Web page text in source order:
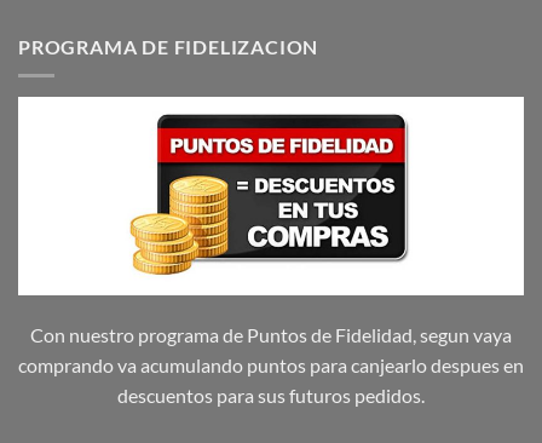
PROGRAMA DE FIDELIZACION
Con nuestro programa de Puntos de Fidelidad, segun vaya
comprando va acumulando puntos para canjearlo despues en
descuentos para sus futuros pedidos.